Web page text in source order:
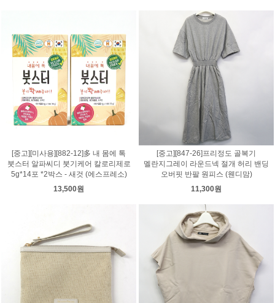
[중고][미사용][882-12]多 내 몸에 톡
붓스터 알파씨디 붓기케어 칼로리제로
5g*14포 *2박스 - 새것 (에스프레소)
13,500원
[중고][847-26]프리정도 골복기
멜란지그레이 라운드넥 절개 허리 밴딩
오버핏 반팔 원피스 (웬디맘)
11,300원